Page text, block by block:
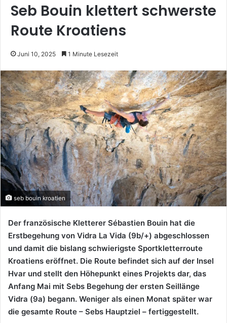
Seb Bouin klettert schwerste
Route Kroatiens
Juni 10, 2025 1 Minute Lesezeit
seb bouin kroatien
Der französische Kletterer Sébastien Bouin hat die
Erstbegehung von Vidra La Vida (9b/+) abgeschlossen
und damit die bislang schwierigste Sportkletterroute
Kroatiens eröffnet. Die Route befindet sich auf der Insel
Hvar und stellt den Höhepunkt eines Projekts dar, das
Anfang Mai mit Sebs Begehung der ersten Seillänge
Vidra (9a) begann. Weniger als einen Monat später war
die gesamte Route – Sebs Hauptziel – fertiggestellt.